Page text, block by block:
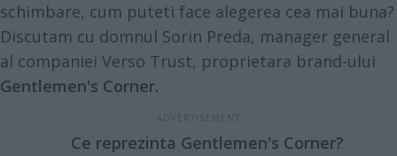
schimbare, cum puteti face alegerea cea mai buna?
Discutam cu domnul Sorin Preda, manager general
al companiei Verso Trust, proprietara brand-ului
Gentlemen's Corner.
Ce reprezinta Gentlemen's Corner?